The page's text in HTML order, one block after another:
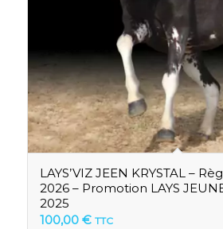
LAYS’VIZ JEEN KRYSTAL –
2026 – Promotion LAYS
2025
100,00 € TTC